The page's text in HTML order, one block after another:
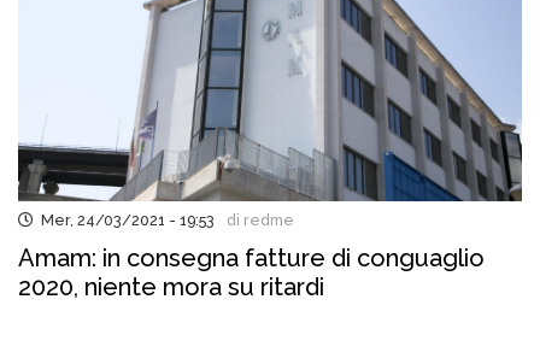
Mer, 24/03/2021 - 19:53 di redme
Amam: in consegna fatture di conguaglio
2020, niente mora su ritardi